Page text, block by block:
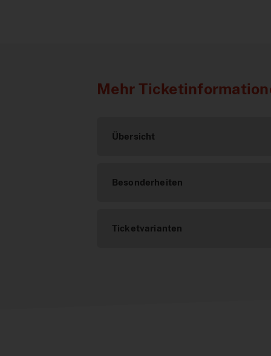
Mehr
Übersicht
Besonderheiten
Ticketvarianten